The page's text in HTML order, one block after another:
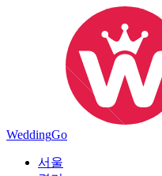
WeddingGo
서울